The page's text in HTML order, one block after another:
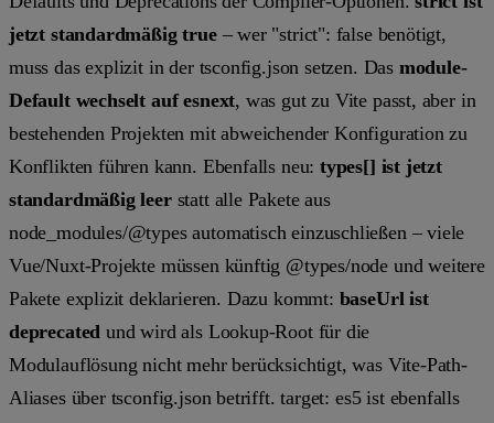
jetzt standardmäßigtrue– wer "strict": falsebenötigt,
muss das explizit in der tsconfig.json setzen. Das module-
Default wechselt aufesnext, was gut zu Vite passt, aber in
bestehenden Projekten mit abweichender Konfiguration zu
Konflikten führen kann. Ebenfalls neu: types[] ist jetzt
standardmäßig leerstatt alle Pakete aus
node_modules/@typesautomatisch einzuschließen – viele
Vue/Nuxt-Projekte müssen künftig @types/node und weitere
Pakete explizit deklarieren. Dazu kommt: baseUrlist
deprecated und wird als Lookup-Root für die
Modulauflösung nicht mehr berücksichtigt, was Vite-Path-
Aliases über tsconfig.jsonbetrifft.target: es5ist ebenfalls